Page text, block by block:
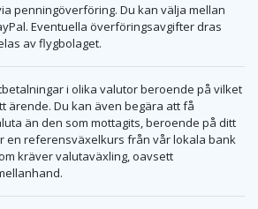
penningöverföring. Du kan välja mellan
Eventuella överföringsavgifter dras
av flygbolaget.
i olika valutor beroende på vilket
ärende. Du kan även begära att få
än den som mottagits, beroende på ditt
en referensväxelkurs från vår lokala bank
kräver valutaväxling, oavsett